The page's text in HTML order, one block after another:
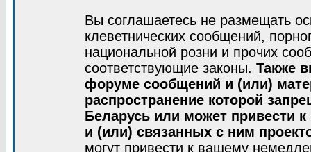
Вы соглашаетесь не размещать
клеветнических сообщений,
национальной розни и прочих
соответствующие законы. Также
форуме сообщений и (или)
распространение которой
Беларусь или может привести
и (или) связанных с ним
могут привести к вашему